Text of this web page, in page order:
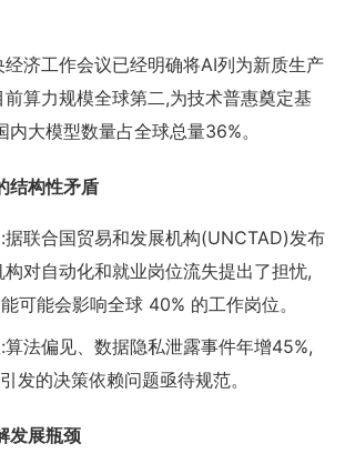
济工作会议已经明确将AI列为新质生产
前算力规模全球第二,为技术普惠奠定基
大模型数量占全球总量36%。
结构性矛盾
据联合国贸易和发展机构(UNCTAD)发布
构对自动化和就业岗位流失提出了担忧,
可能会影响全球 40% 的工作岗位。
法偏见、数据隐私泄露事件年增45%,
发的决策依赖问题亟待规范。
发展瓶颈